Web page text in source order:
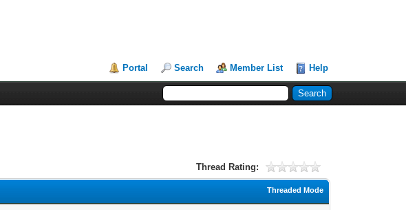
Portal Search Member List Help
Thread Rating:
Threaded Mode